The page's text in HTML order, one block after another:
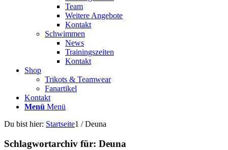
Team
Weitere Angebote
Kontakt
Schwimmen
News
Trainingszeiten
Kontakt
Shop
Trikots & Teamwear
Fanartikel
Kontakt
Menü Menü
Du bist hier: Startseite1 / Deuna
Schlagwortarchiv für: Deuna